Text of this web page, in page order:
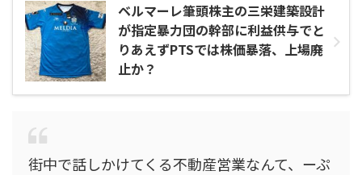
ベルマーレ筆頭株主の三栄建築設計
が指定暴力団の幹部に利益供与でと
りあえずPTSでは株価暴落、上場廃
止か？
街中で話しかけてくる不動産営業なんて、ーぷ